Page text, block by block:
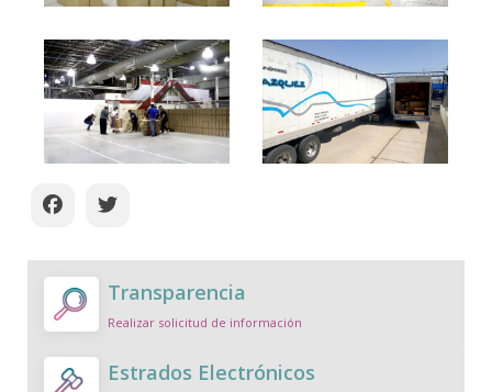
Transparencia
Realizar solicitud de información
Estrados Electrónicos